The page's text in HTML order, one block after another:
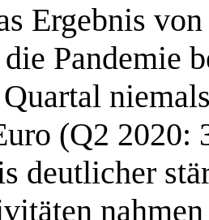
Ergebnis
Pandemie
(Q2 2020:
deutlicher